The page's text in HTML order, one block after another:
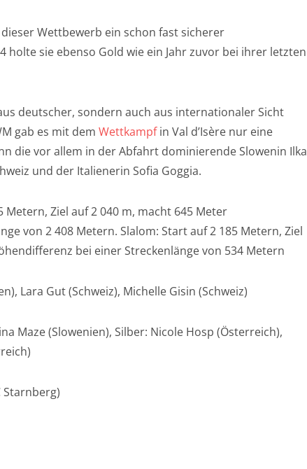
Wettbewerb ein schon fast sicherer
holte sie ebenso Gold wie ein Jahr zuvor bei ihrer letzten
deutscher, sondern auch aus internationaler Sicht
gab es mit dem Wettkampfin Val d’Isère nur eine
die vor allem in der Abfahrt dominierende Slowenin Ilka
und der Italienerin Sofia Goggia.
Metern, Ziel auf 2 040 m, macht 645 Meter
von 2 408 Metern. Slalom: Start auf 2 185 Metern, Ziel
bei einer Streckenlänge von 534 Metern
Lara Gut (Schweiz), Michelle Gisin (Schweiz)
Maze (Slowenien), Silber: Nicole Hosp (Österreich),
Starnberg)